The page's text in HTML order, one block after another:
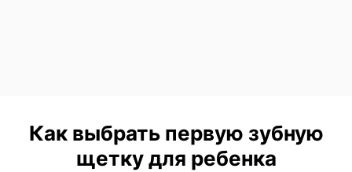
Как выбрать первую зубную
щетку для ребенка